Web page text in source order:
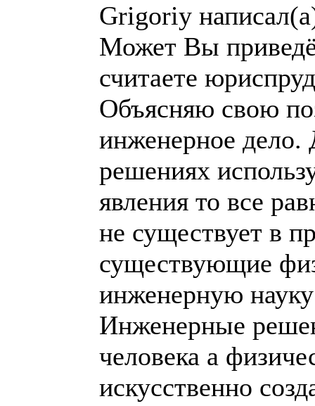
Grigoriy
Может Вы
считаете
Объясняю свою
инженерное дело.
решениях
явления то все
не существует в
существующие
инженерную
Инженерные
человека а
искусственно